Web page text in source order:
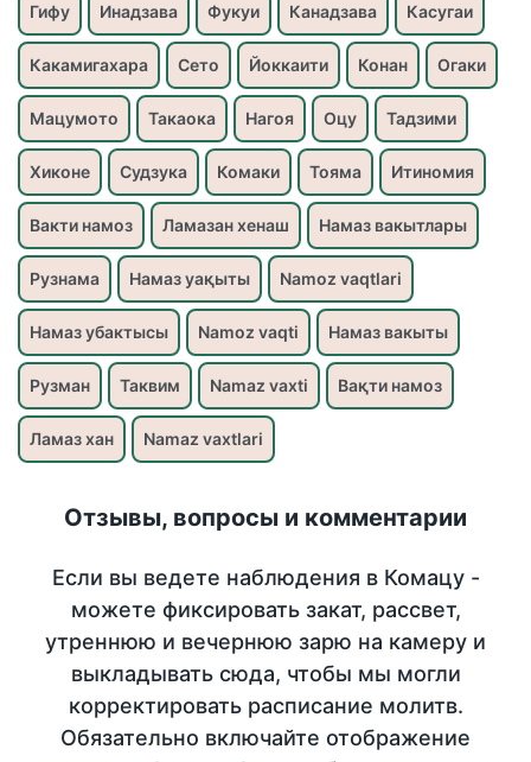
Гифу Инадзава Фукуи Канадзава Касугаи
Какамигахара Сето Йоккаити Конан Огаки
Мацумото Такаока Нагоя Оцу Тадзими
Хиконе Судзука Комаки Тояма Итиномия
Вакти намоз Ламазан хенаш Намаз вакытлары
Рузнама Намаз уақыты Namoz vaqtlari
Намаз убактысы Namoz vaqti Намаз вакыты
Рузман Таквим Namaz vaxti Вақти намоз
Ламаз хан Namaz vaxtlari
Отзывы, вопросы и комментарии
Если вы ведете наблюдения в Комацу -
можете фиксировать закат, рассвет,
утреннюю и вечернюю зарю на камеру и
выкладывать сюда, чтобы мы могли
корректировать расписание молитв.
Обязательно включайте отображение